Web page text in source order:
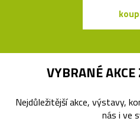
VYBRANÉ AKCE
Nejdůležitější akce, výstavy,
nás i ve